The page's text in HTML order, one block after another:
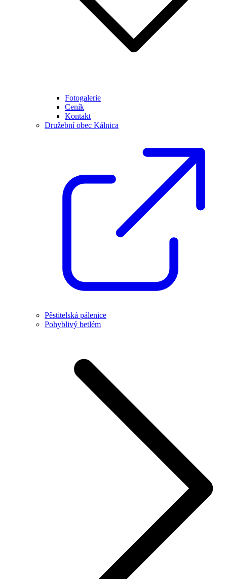
Fotogalerie
Ceník
Kontakt
Družební obec Kálnica
Pěstitelská pálenice
Pohyblivý betlém